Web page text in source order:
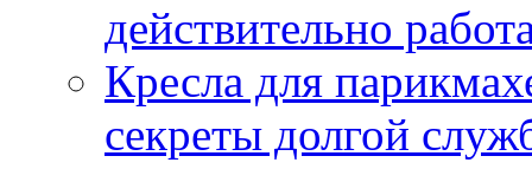
действительно
Кресла для
секреты долгой